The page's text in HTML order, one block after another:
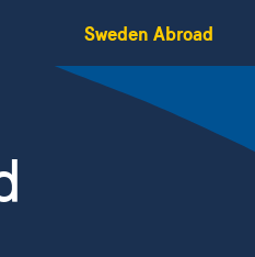
Sweden Abroad